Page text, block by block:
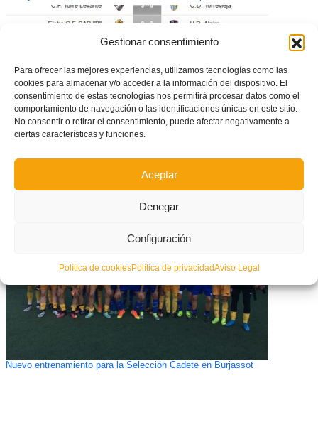
Gestionar consentimiento
Para ofrecer las mejores experiencias, utilizamos tecnologías como las
cookies para almacenar y/o acceder a la información del dispositivo. El
consentimiento de estas tecnologías nos permitirá procesar datos como el
comportamiento de navegación o las identificaciones únicas en este sitio.
No consentir o retirar el consentimiento, puede afectar negativamente a
ciertas características y funciones.
Aceptar
Denegar
Configuración
Política de cookiesPolítica de privacidadAviso Legal
Resumen de la decimoquinta Jornada de Tercera División
Nuevo entrenamiento para la Selección Cadete en Burjassot